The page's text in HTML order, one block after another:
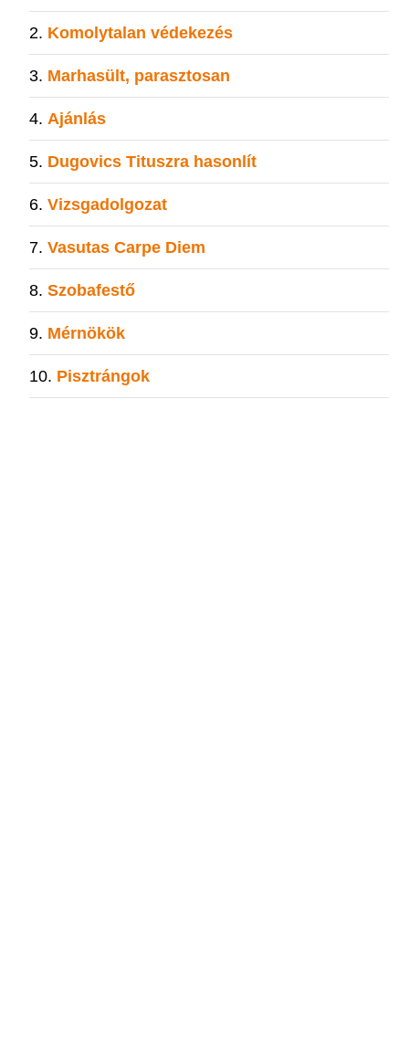
Komolytalan védekezés
Marhasült, parasztosan
Ajánlás
Dugovics Tituszra hasonlít
Vizsgadolgozat
Vasutas Carpe Diem
Szobafestő
Mérnökök
Pisztrángok